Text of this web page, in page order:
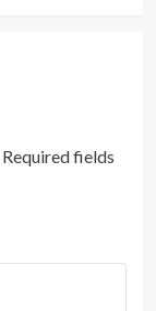
Required fields